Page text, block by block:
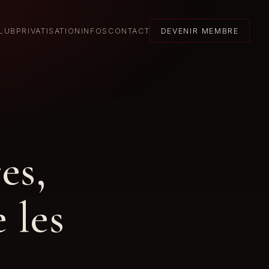
PRIVATISATION INFOS CONTACT DEVENIR MEMBRE
les